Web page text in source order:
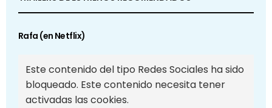
Rafa (en Netflix)
Este contenido del tipo Redes Sociales ha sido
bloqueado. Este contenido necesita tener
activadas las cookies.